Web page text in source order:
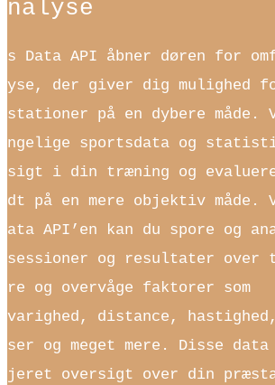
Data API åbner døren for
der giver dig mulighed
på en dybere måde.
sportsdata og
i din træning og
på en mere objektiv måde.
API’en kan du spore og
og resultater over
og overvåge faktorer som
distance,
og meget mere. Disse
oversigt over din